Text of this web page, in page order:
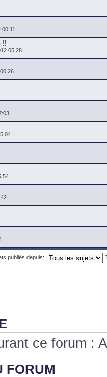
!!
05:28
publiés depuis:
ce forum :
FORUM